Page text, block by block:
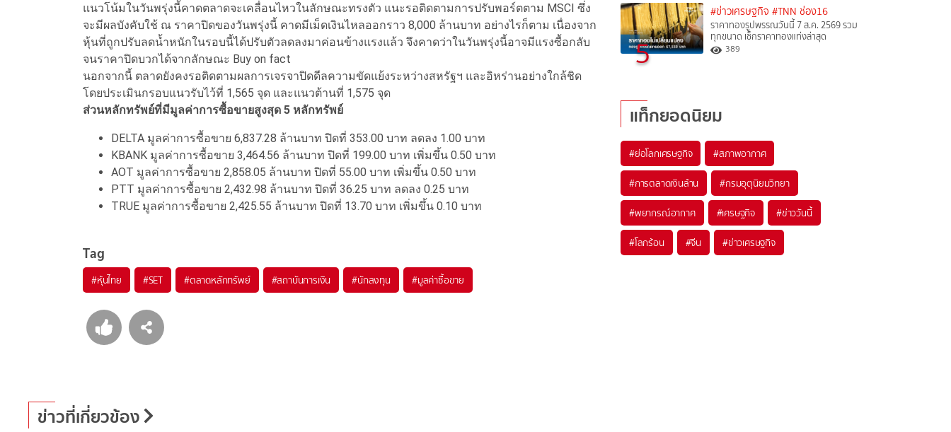
แนวโน้มในวันพรุ่งนี้คาดตลาดจะเคลื่อนไหวในลักษณะทรงตัว แนะรอติดตามการปรับพอร์ตตาม MSCI ซึ่ง
จะมีผลบังคับใช้ ณ ราคาปิดของวันพรุ่งนี้ คาดมีเม็ดเงินไหลออกราว 8,000 ล้านบาท อย่างไรก็ตาม เนื่องจาก
หุ้นที่ถูกปรับลดน้ำหนักในรอบนี้ได้ปรับตัวลดลงมาค่อนข้างแรงแล้ว จึงคาดว่าในวันพรุ่งนี้อาจมีแรงซื้อกลับ
จนราคาปิดบวกได้จากลักษณะ Buy on fact
นอกจากนี้ ตลาดยังคงรอติดตามผลการเจรจาปิดดีลความขัดแย้งระหว่างสหรัฐฯ และอิหร่านอย่างใกล้ชิด
โดยประเมินกรอบแนวรับไว้ที่ 1,565 จุด และแนวต้านที่ 1,575 จุด
ส่วนหลักทรัพย์ที่มีมูลค่าการซื้อขายสูงสุด 5 หลักทรัพย์
DELTA มูลค่าการซื้อขาย 6,837.28 ล้านบาท ปิดที่ 353.00 บาท ลดลง 1.00 บาท
KBANK มูลค่าการซื้อขาย 3,464.56 ล้านบาท ปิดที่ 199.00 บาท เพิ่มขึ้น 0.50 บาท
AOT มูลค่าการซื้อขาย 2,858.05 ล้านบาท ปิดที่ 55.00 บาท เพิ่มขึ้น 0.50 บาท
PTT มูลค่าการซื้อขาย 2,432.98 ล้านบาท ปิดที่ 36.25 บาท ลดลง 0.25 บาท
TRUE มูลค่าการซื้อขาย 2,425.55 ล้านบาท ปิดที่ 13.70 บาท เพิ่มขึ้น 0.10 บาท
Tag
#หุ้นไทย #SET #ตลาดหลักทรัพย์ #สถาบันการเงิน #นักลงทุน #มูลค่าซื้อขาย
5
#ข่าวเศรษฐกิจ #TNN ช่อง16
ราคาทองรูปพรรณวันนี้ 7 ส.ค. 2569 รวม
ทุกขนาด เช็กราคาทองแท่งล่าสุด
389
แท็กยอดนิยม
#ย่อโลกเศรษฐกิจ #สภาพอากาศ
#การตลาดเงินล้าน #กรมอุตุนิยมวิทยา
#พยากรณ์อากาศ #เศรษฐกิจ #ข่าววันนี้
#โลกร้อน #จีน #ข่าวเศรษฐกิจ
ข่าวที่เกี่ยวข้อง